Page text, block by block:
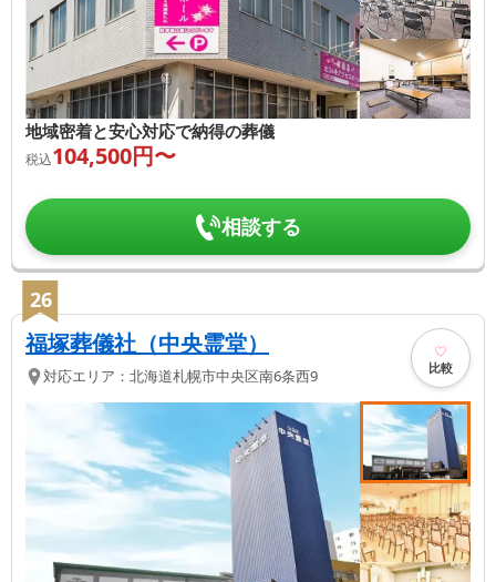
地域密着と安心対応で納得の葬儀
税込104,500円〜
相談する
26
福塚葬儀社（中央霊堂）
対応エリア： 北海道札幌市中央区南6条西9 比較